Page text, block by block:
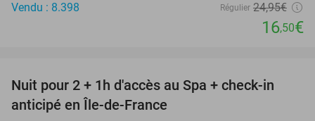
Vendu : 8.398
Régulier 24,95€
16,50€
42%
Nuit pour 2 + 1h d'accès au Spa + check-in
anticipé en Île-de-France